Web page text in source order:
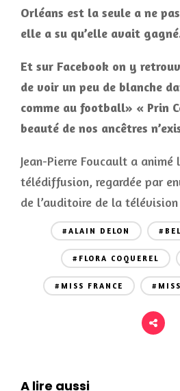
Orléans est la seule a ne
elle a su qu’elle avait
Et sur Facebook on y
de voir un peu de blanche
comme au football» « Prin
beauté de nos ancêtres
Jean-Pierre Foucault a animé
télédiffusion, regardée par
de l’auditoire de la télévision
#ALAIN DELON
#FLORA COQUEREL
#MISS FRANCE
A lire aussi